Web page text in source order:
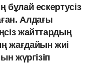
бұлай ескертусіз
Алдағы
жайттардың
жағдайын жиі
жүргізіп